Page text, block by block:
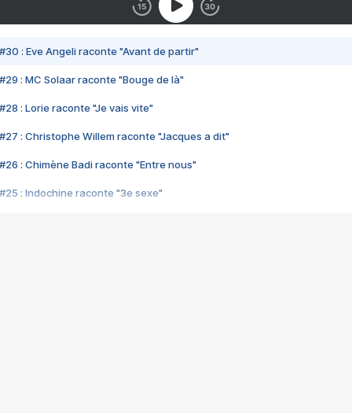
#30 : Eve Angeli raconte "Avant de partir"
#29 : MC Solaar raconte "Bouge de là"
#28 : Lorie raconte "Je vais vite"
#27 : Christophe Willem raconte "Jacques a dit"
#26 : Chimène Badi raconte "Entre nous"
#25 : Indochine raconte "3e sexe"